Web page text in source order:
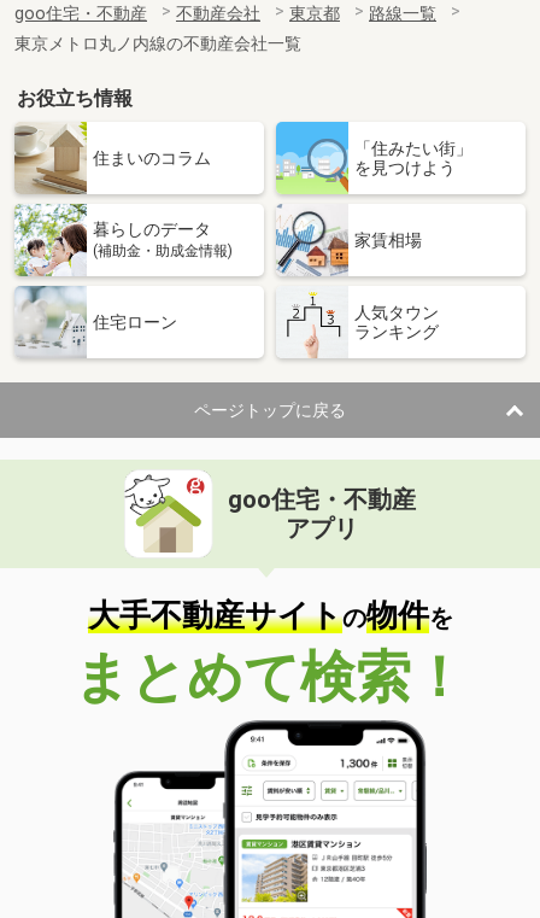
goo住宅・不動産 不動産会社 東京都
路線一覧
東京メトロ丸ノ内線の不動産会社一覧
お役立ち情報
住まいのコラム
「住みたい街」
を見つけよう
暮らしのデータ
(補助金・助成金情報)
家賃相場
住宅ローン
人気タウン
ランキング
ページトップに戻る
goo住宅・不動産
アプリ
大手不動産サイトの物件を
まとめて検索！